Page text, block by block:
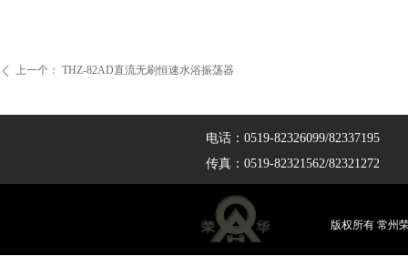
ꄴ 上一个： THZ-82AD直流无刷恒速水浴振荡器
电话：0519-82326099/82337195
传真：0519-82321562/82321272
版权所有 常州